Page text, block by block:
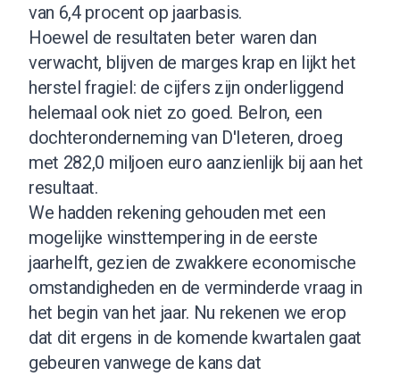
van 6,4 procent op jaarbasis.
Hoewel de resultaten beter waren dan
verwacht, blijven de marges krap en lijkt het
herstel fragiel: de cijfers zijn onderliggend
helemaal ook niet zo goed. Belron, een
dochteronderneming van D'Ieteren, droeg
met 282,0 miljoen euro aanzienlijk bij aan het
resultaat.
We hadden rekening gehouden met een
mogelijke winsttempering in de eerste
jaarhelft, gezien de zwakkere economische
omstandigheden en de verminderde vraag in
het begin van het jaar. Nu rekenen we erop
dat dit ergens in de komende kwartalen gaat
gebeuren vanwege de kans dat